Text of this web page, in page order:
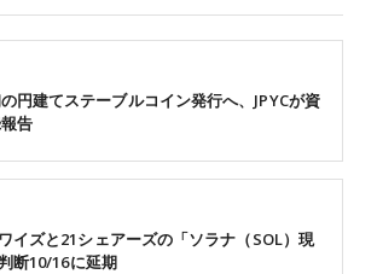
イズと21シェアーズの「ソラナ（SOL）現
断10/16に延期
の円建てステーブルコイン発行へ、JPYCが資
告